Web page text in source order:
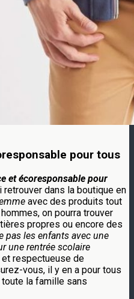
pour tous
et écoresponsable pour
retrouver dans la boutique en
avec des produits tout
on pourra trouver
propres ou encore des
pas les enfants avec une
une rentrée scolaire
respectueuse de
vous, il y en a pour tous
la famille sans